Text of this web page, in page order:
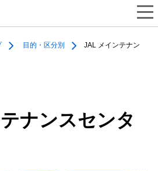
目的・区分別
JAL メインテナン
ナンスセンタ